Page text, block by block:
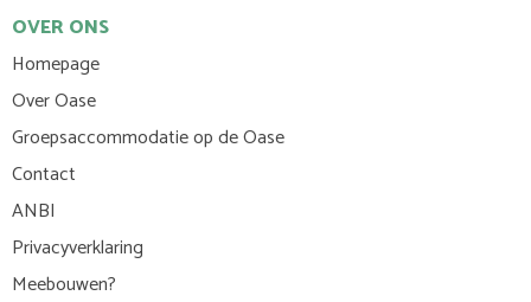
OVER ONS
Homepage
Over Oase
Groepsaccommodatie op de Oase
Contact
ANBI
Privacyverklaring
Meebouwen?